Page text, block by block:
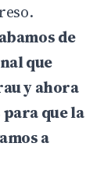
de
que
y ahora
que la
a